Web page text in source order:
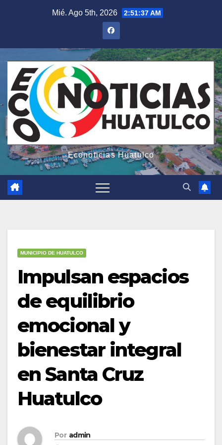
Mié. Ago 5th, 2026 2:51:38 AM
Econoticias Huatulco
MUNICIPIO DE HUATULCO
Impulsan espacios
de equilibrio
emocional y
bienestar integral
en Santa Cruz
Huatulco
Por admin